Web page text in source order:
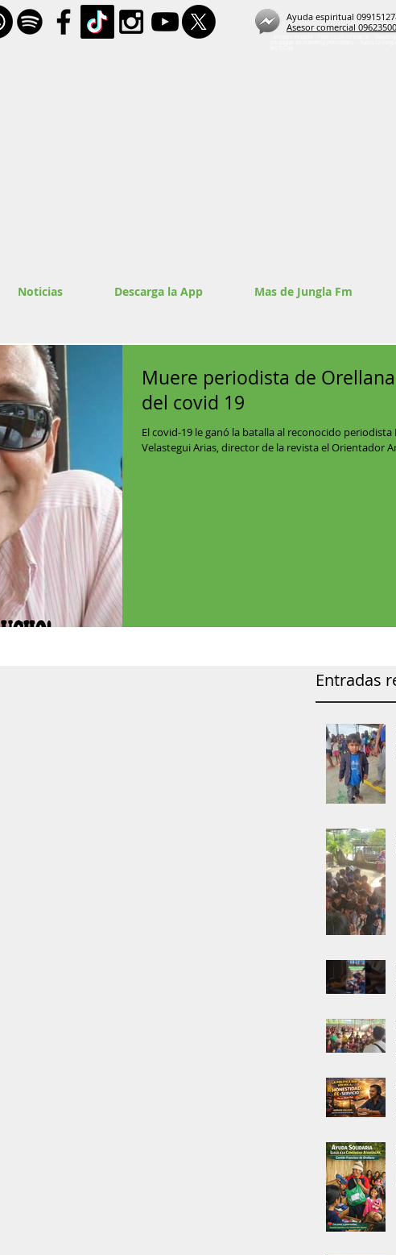
Ayuda espiritual
Asesor comercial
Noticias Descarga la App Mas de Jungla Fm
Muere periodista de
del covid 19
El covid-19 le ganó la batalla al reconocido
Velastegui Arias, director de la revista el Orientador
Entradas